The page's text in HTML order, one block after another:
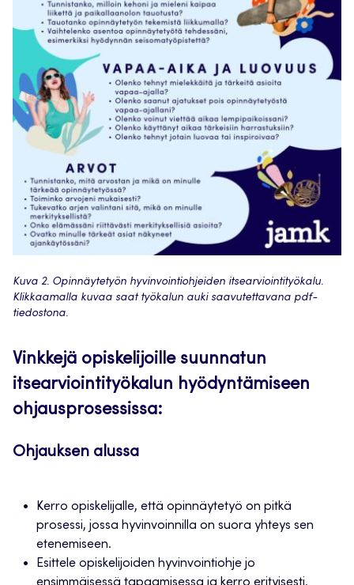
Kuva 2. Opinnäytetyön hyvinvointiohjeiden itsearviointityökalu.
Klikkaamalla kuvaa saat työkalun auki saavutettavana pdf-
tiedostona.
Vinkkejä opiskelijoille suunnatun
itsearviointityökalun hyödyntämiseen
ohjausprosessissa:
Ohjauksen alussa
Kerro opiskelijalle, että opinnäytetyö on pitkä
prosessi, jossa hyvinvoinnilla on suora yhteys sen
etenemiseen.
Esittele opiskelijoiden hyvinvointiohje jo